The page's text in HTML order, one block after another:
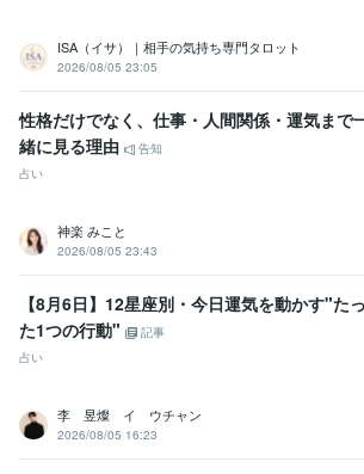
メンタル心理カウンセラー 取得年 : 2020年
上級心理カウンセラー
タロットリーディングマスター 取得年 : 2022年
その他ツール
お悩み
エネルギーワーク【２０２３．５月開始】:2年
得意分野
悩み相談・カウンセリング 愚痴やお悩み、お話
病、パニック障害のお悩み相談
不登校・子育て
ド
オラクルカード 恋愛占い
前世占い
守護霊占い 運勢 タロットカード イ
ISA（イサ）｜相手の気持ち専門タロット
2026/08/05 23:05
性格だけでなく、仕事・人間関係・運気まで
緒に見る理由
告知
占い
神楽 みこと
2026/08/05 23:43
【8月6日】12星座別・今日運気を動かす"たっ
た1つの行動"
記事
占い
李 昱燦 イ ウチャン
2026/08/05 16:23